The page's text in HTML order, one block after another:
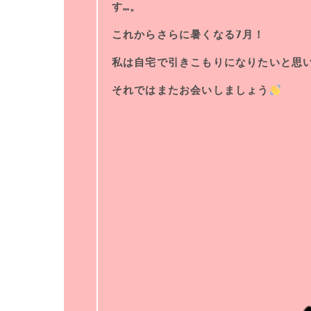
す…。
これからさらに暑くなる7月！
私は自宅で引きこもりになりたいと思
それではまたお会いしましょう